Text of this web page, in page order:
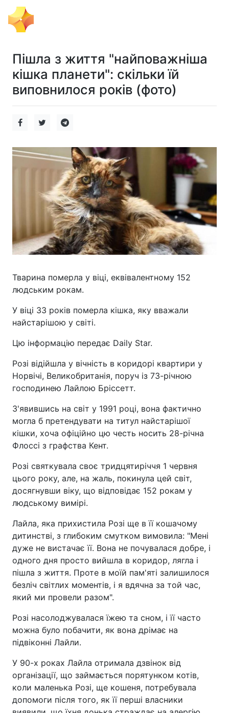
Пішла з життя "найповажніша
кішка планети": скільки їй
виповнилося років (фото)
Тварина померла у віці, еквівалентному 152
людським рокам.
У віці 33 років померла кішка, яку вважали
найстарішою у світі.
Цю інформацію передає Daily Star.
Розі відійшла у вічність в коридорі квартири у
Норвічі, Великобританія, поруч із 73-річною
господинею Лайлою Бріссетт.
З'явившись на світ у 1991 році, вона фактично
могла б претендувати на титул найстарішої
кішки, хоча офіційно цю честь носить 28-річна
Флоссі з графства Кент.
Розі святкувала своє тридцятиріччя 1 червня
цього року, але, на жаль, покинула цей світ,
досягнувши віку, що відповідає 152 рокам у
людському вимірі.
Лайла, яка прихистила Розі ще в її кошачому
дитинстві, з глибоким смутком вимовила: "Мені
дуже не вистачає її. Вона не почувалася добре, і
одного дня просто вийшла в коридор, лягла і
пішла з життя. Проте в моїй пам'яті залишилося
безліч світлих моментів, і я вдячна за той час,
який ми провели разом".
Розі насолоджувалася їжею та сном, і її часто
можна було побачити, як вона дрімає на
підвіконні Лайли.
У 90-х роках Лайла отримала дзвінок від
організації, що займається порятунком котів,
коли маленька Розі, ще кошеня, потребувала
допомоги після того, як її перші власники